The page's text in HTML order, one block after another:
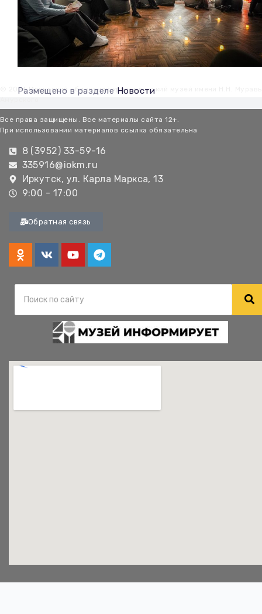
Фонды и коллекции
Партнеры
Размещено в разделе Новости
© 2026 Иркутский областной краеведческий музей имени Н.Н.
Все права защищены. Все материалы сайта 12+.
При использовании материалов ссылка обязательна
8 (3952) 33-59-16
335916@iokm.ru
Иркутск, ул. Карла Маркса, 13
9:00 - 17:00
Обратная связь